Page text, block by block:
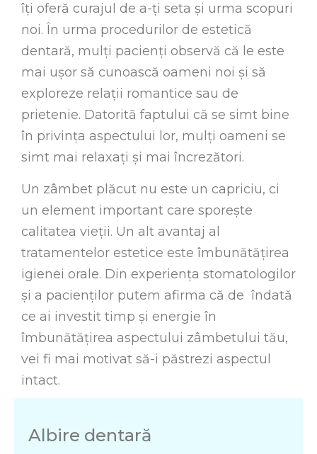
îți oferă curajul de a-ți seta și urma scopuri
noi. În urma procedurilor de estetică
dentară, mulți pacienți observă că le este
mai ușor să cunoască oameni noi și să
exploreze relații romantice sau de
prietenie. Datorită faptului că se simt bine
în privința aspectului lor, mulți oameni se
simt mai relaxați și mai încrezători.
Un zâmbet plăcut nu este un capriciu, ci
un element important care sporește
calitatea vieții. Un alt avantaj al
tratamentelor estetice este îmbunătățirea
igienei orale. Din experiența stomatologilor
și a pacienților putem afirma că de îndată
ce ai investit timp și energie în
îmbunătățirea aspectului zâmbetului tău,
vei fi mai motivat să-i păstrezi aspectul
intact.
Albire dentară